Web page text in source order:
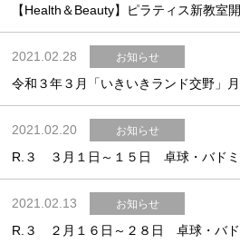
お問合せフォーム
交野市施設予約システム
2021.02.28 お知らせ
令和３年３月「いきいきランド交野」
2021.02.20 お知らせ
R.３ ３月１日～１５日 卓球・バドミ
2021.02.13 お知らせ
R.３ ２月１６日～２８日 卓球・バド